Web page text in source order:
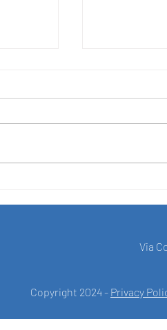
"EUROPE
Via
Copyright 2024 - Privacy